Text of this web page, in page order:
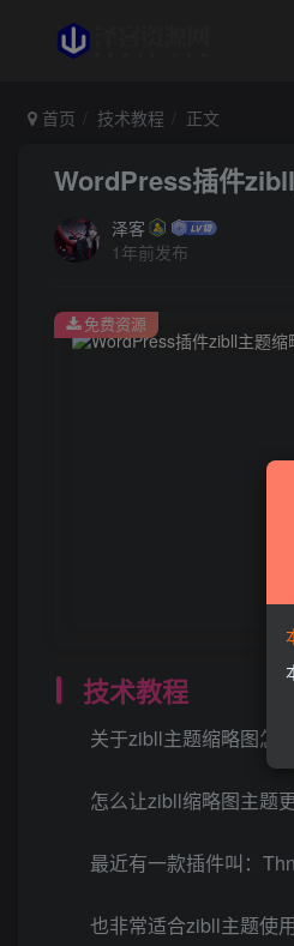
首页 技术教程 正文
WordPress插件
泽客
1年前发布
免费资源
技术教程
关于zibll主题缩略图怎
怎么让zibll缩略图主题
最近有一款插件叫：
也非常适合zibll主题使